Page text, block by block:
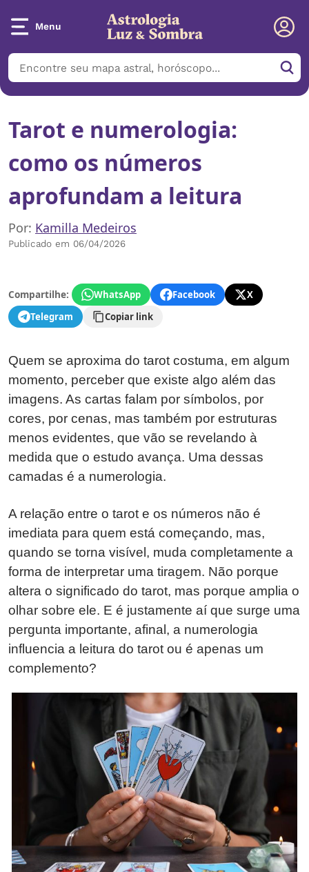
Menu
Tarot e numerologia:
como os números
aprofundam a leitura
Por: Kamilla Medeiros
Publicado em 06/04/2026
Compartilhe: WhatsApp Facebook
X
Telegram
Copiar link
Quem se aproxima do tarot costuma, em algum
momento, perceber que existe algo além das
imagens. As cartas falam por símbolos, por
cores, por cenas, mas também por estruturas
menos evidentes, que vão se revelando à
medida que o estudo avança. Uma dessas
camadas é a numerologia.
A relação entre o tarot e os números não é
imediata para quem está começando, mas,
quando se torna visível, muda completamente a
forma de interpretar uma tiragem. Não porque
altera o significado do tarot, mas porque amplia o
olhar sobre ele. E é justamente aí que surge uma
pergunta importante, afinal, a numerologia
influencia a leitura do tarot ou é apenas um
complemento?